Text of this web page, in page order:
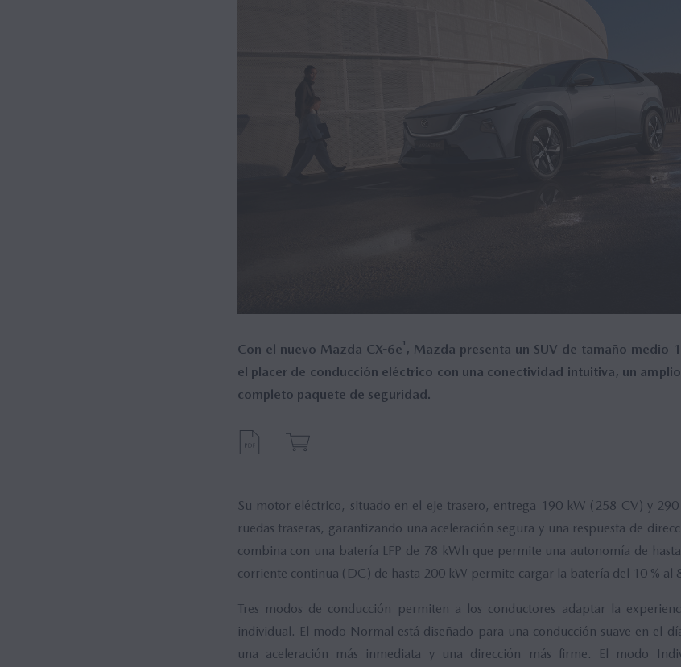
Con el nuevo Mazda CX-6e ¹ , Mazda presenta un SUV de tamaño medio
el placer de conducción eléctrico con una conectividad intuitiva, un
completo paquete de seguridad.
Su motor eléctrico, situado en el eje trasero, entrega 190 kW (258 CV) y
ruedas traseras, garantizando una aceleración segura y una respuesta de
combina con una batería LFP de 78 kWh que permite una autonomía de
corriente continua (DC) de hasta 200 kW permite cargar la batería del 10 % al
Tres modos de conducción permiten a los conductores adaptar la
individual. El modo Normal está diseñado para una conducción suave en el
una aceleración más inmediata y una dirección más firme. El modo